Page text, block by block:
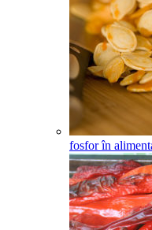
fosfor în